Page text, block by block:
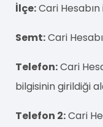
İlçe:Cari
Semt:Cari
Telefon:Cari
bilgisinin girildiği
Telefon 2:Cari